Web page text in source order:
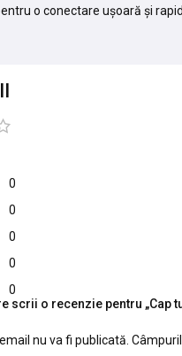
o conectare ușoară și
0
0
0
0
0
scrii o recenzie pentru „Cap
nu va fi publicată.